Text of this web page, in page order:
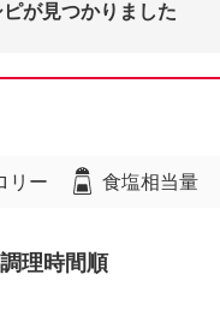
が見つかりました
リー 食塩相当量
調理時間順